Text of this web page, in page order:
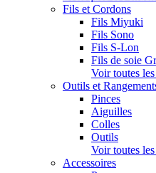
Fils et Cordons
Fils Miyuki
Fils Sono
Fils S-Lon
Fils de soie
Voir toutes
Outils et
Pinces
Aiguilles
Colles
Outils
Voir toutes
Accessoires